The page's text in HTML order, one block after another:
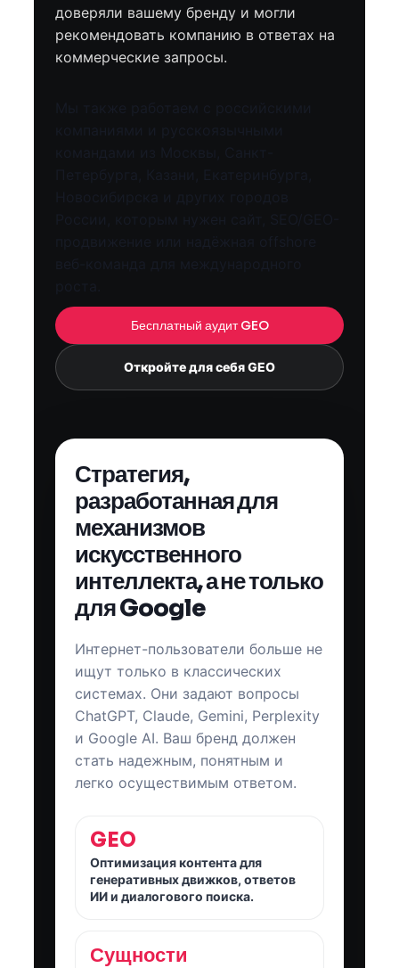
доверяли вашему бренду и могли
рекомендовать компанию в ответах на
коммерческие запросы.
Бесплатный аудит GEO
Откройте для себя GEO
Стратегия,
разработанная для
механизмов
искусственного
интеллекта, а не только
для Google
Интернет-пользователи больше не
ищут только в классических
системах. Они задают вопросы
ChatGPT, Claude, Gemini, Perplexity
и Google AI. Ваш бренд должен
стать надежным, понятным и
легко осуществимым ответом.
GEO
Оптимизация контента для
генеративных движков, ответов
ИИ и диалогового поиска.
Сущности